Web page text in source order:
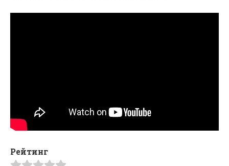
Рейтинг